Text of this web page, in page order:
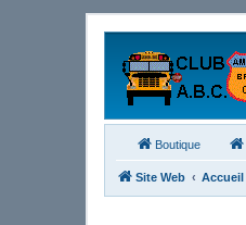
Boutique
Site Web